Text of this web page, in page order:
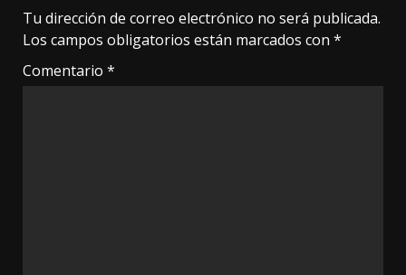
Tu dirección de correo electrónico no será publicada.
Los campos obligatorios están marcados con *
Comentario *